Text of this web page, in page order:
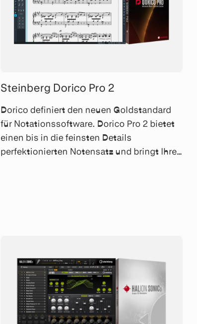
Steinberg Dorico Pro 2
Dorico definiert den neuen Goldstandard
für Notationssoftware. Dorico Pro 2 bietet
einen bis in die feinsten Details
perfektionierten Notensatz und bringt Ihre